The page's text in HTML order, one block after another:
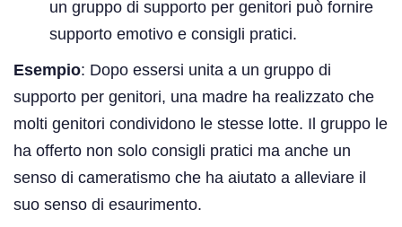
un gruppo di supporto per genitori può fornire
supporto emotivo e consigli pratici.
Esempio: Dopo essersi unita a un gruppo di
supporto per genitori, una madre ha realizzato che
molti genitori condividono le stesse lotte. Il gruppo le
ha offerto non solo consigli pratici ma anche un
senso di cameratismo che ha aiutato a alleviare il
suo senso di esaurimento.